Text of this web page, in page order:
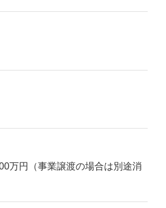
万円（事業譲渡の場合は別途消